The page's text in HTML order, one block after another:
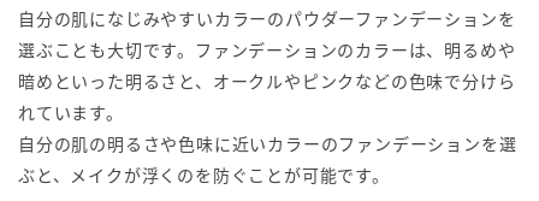
自分の肌になじみやすいカラーのパウダーファンデーションを
選ぶことも大切です。ファンデーションのカラーは、明るめや
暗めといった明るさと、オークルやピンクなどの色味で分けら
れています。
自分の肌の明るさや色味に近いカラーのファンデーションを選
ぶと、メイクが浮くのを防ぐことが可能です。